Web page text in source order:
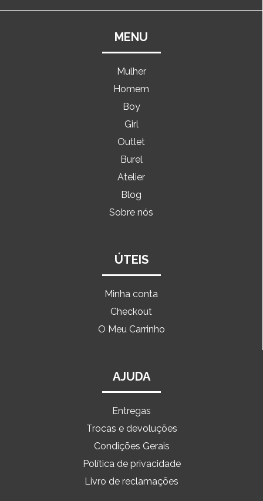
MENU
Mulher
Homem
Boy
Girl
Outlet
Burel
Atelier
Blog
Sobre nós
ÚTEIS
Minha conta
Checkout
O Meu Carrinho
AJUDA
Entregas
Trocas e devoluções
Condições Gerais
Política de privacidade
Livro de reclamações